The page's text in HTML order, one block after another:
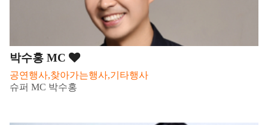
박수홍 MC
공연행사,찾아가는행사,기타행사
슈퍼 MC 박수홍